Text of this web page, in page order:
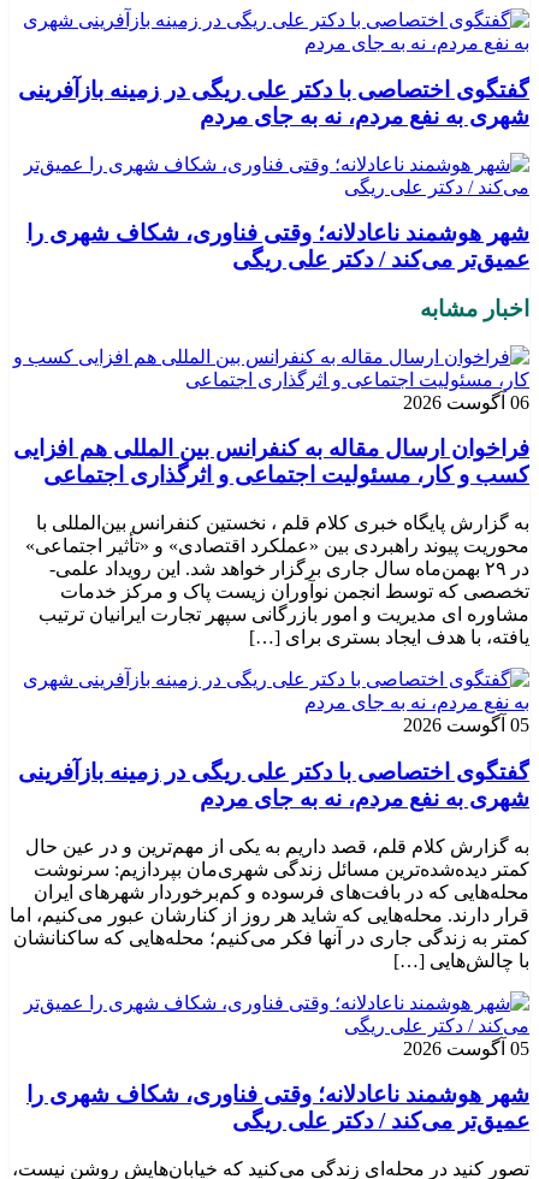
گفتگوی اختصاصی با دکتر علی ریگی در زمینه بازآفرینی
شهری به نفع مردم، نه به جای مردم
شهر هوشمند ناعادلانه؛ وقتی فناوری، شکاف شهری را
عمیق‌تر می‌کند / دکتر علی ریگی
اخبار مشابه
06 آگوست 2026
فراخوان ارسال مقاله به کنفرانس بین المللی هم افزایی
کسب و کار، مسئولیت اجتماعی و اثرگذاری اجتماعی
به گزارش پایگاه خبری کلام قلم ، نخستین کنفرانس بین‌المللی با
محوریت پیوند راهبردی بین «عملکرد اقتصادی» و «تأثیر اجتماعی»
در ۲۹ بهمن‌ماه سال جاری برگزار خواهد شد. این رویداد علمی-
تخصصی که توسط انجمن نوآوران زیست پاک و مرکز خدمات
مشاوره ای مدیریت و امور بازرگانی سپهر تجارت ایرانیان ترتیب
یافته، با هدف ایجاد بستری برای […]
05 آگوست 2026
گفتگوی اختصاصی با دکتر علی ریگی در زمینه بازآفرینی
شهری به نفع مردم، نه به جای مردم
به گزارش کلام قلم، قصد داریم به یکی از مهم‌ترین و در عین حال
کمتر دیده‌شده‌ترین مسائل زندگی شهری‌مان بپردازیم: سرنوشت
محله‌هایی که در بافت‌های فرسوده و کم‌برخوردار شهرهای ایران
قرار دارند. محله‌هایی که شاید هر روز از کنارشان عبور می‌کنیم، اما
کمتر به زندگی جاری در آنها فکر می‌کنیم؛ محله‌هایی که ساکنانشان
با چالش‌هایی […]
05 آگوست 2026
شهر هوشمند ناعادلانه؛ وقتی فناوری، شکاف شهری را
عمیق‌تر می‌کند / دکتر علی ریگی
تصور کنید در محله‌ای زندگی می‌کنید که خیابان‌هایش روشن نیست،